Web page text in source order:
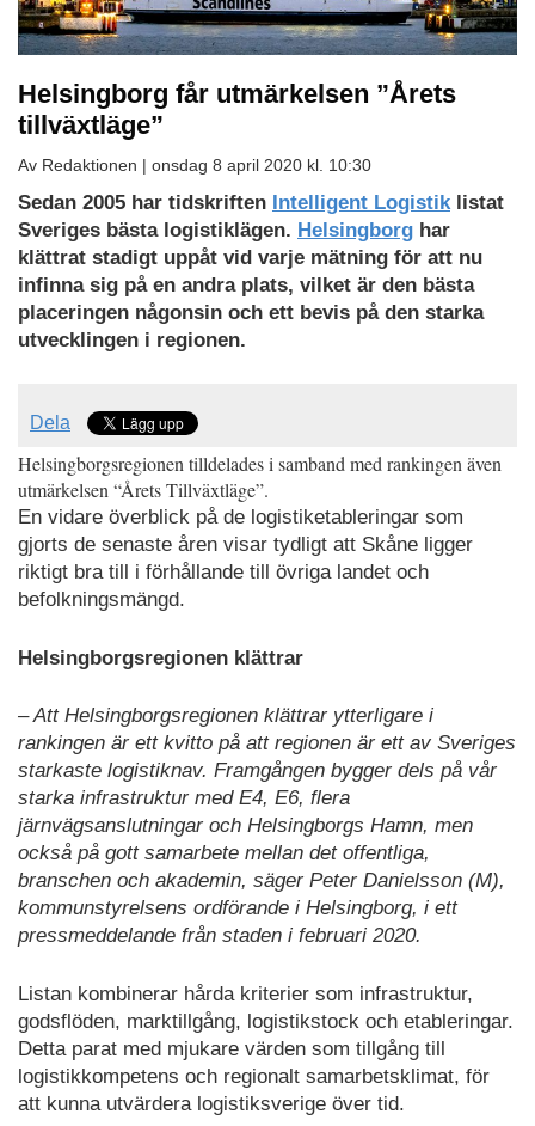
Helsingborg får utmärkelsen ”Årets
tillväxtläge”
Av Redaktionen | onsdag 8 april 2020 kl. 10:30
Sedan 2005 har tidskriften Intelligent Logistiklistat
Sveriges bästa logistiklägen. Helsingborg har
klättrat stadigt uppåt vid varje mätning för att nu
infinna sig på en andra plats, vilket är den bästa
placeringen någonsin och ett bevis på den starka
utvecklingen i regionen.
Dela
Helsingborgsregionen tilldelades i samband med rankingen även
utmärkelsen “Årets Tillväxtläge”.
En vidare överblick på de logistiketableringar som
gjorts de senaste åren visar tydligt att Skåne ligger
riktigt bra till i förhållande till övriga landet och
befolkningsmängd.
Helsingborgsregionen klättrar
– Att Helsingborgsregionen klättrar ytterligare i
rankingen är ett kvitto på att regionen är ett av Sveriges
starkaste logistiknav. Framgången bygger dels på vår
starka infrastruktur med E4, E6, flera
järnvägsanslutningar och Helsingborgs Hamn, men
också på gott samarbete mellan det offentliga,
branschen och akademin, säger Peter Danielsson (M),
kommunstyrelsens ordförande i Helsingborg, i ett
pressmeddelande från staden i februari 2020.
Listan kombinerar hårda kriterier som infrastruktur,
godsflöden, marktillgång, logistikstock och etableringar.
Detta parat med mjukare värden som tillgång till
logistikkompetens och regionalt samarbetsklimat, för
att kunna utvärdera logistiksverige över tid.